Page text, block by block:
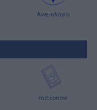
Ανεμολόγιο
meteonow